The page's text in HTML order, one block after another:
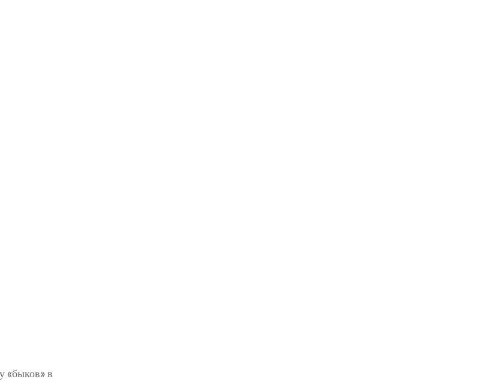
«быков» в